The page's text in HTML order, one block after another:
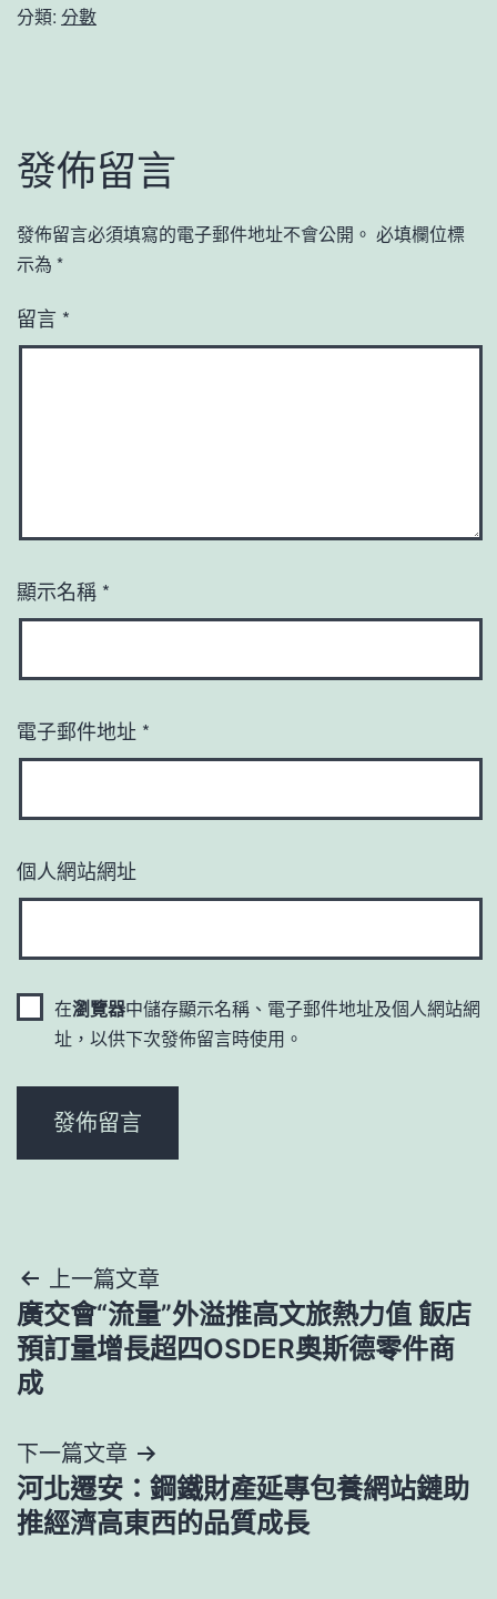
分類: 分數
發佈留言
發佈留言必須填寫的電子郵件地址不會公開。 必填欄位標
示為 *
留言 *
顯示名稱 *
電子郵件地址 *
個人網站網址
在瀏覽器中儲存顯示名稱、電子郵件地址及個人網站網
址，以供下次發佈留言時使用。
文
章
導
覽
上一篇文章
廣交會“流量”外溢推高文旅熱力值 飯店
預訂量增長超四OSDER奧斯德零件商
成
下一篇文章
河北遷安：鋼鐵財產延專包養網站鏈助
推經濟高東西的品質成長